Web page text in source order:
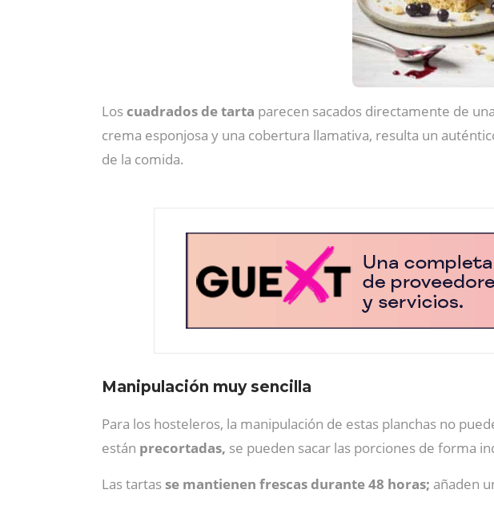
Loscuadrados de tarta parecen sacados directamente de
crema esponjosa y una cobertura llamativa, resulta un
de la comida.
Manipulación muy sencilla
Para los hosteleros, la manipulación de estas planchas no
están precortadas, se pueden sacar las porciones de forma
Las tartasse mantienen frescas durante 48 horas; añaden